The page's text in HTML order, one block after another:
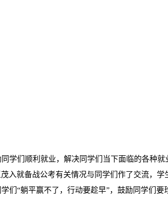
学们顺利就业，解决同学们当下面临的各种就
入就备战公考有关情况与同学们作了交流，学
们“躺平赢不了，行动要趁早”，鼓励同学们